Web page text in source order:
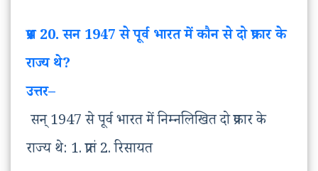
प्रश्न20. सन 1947 सेपूर्व भारतमेंकौनसेदोप्रकारके
राज्यथे?
उत्तर–
सन् 1947 से पूर्व भारत में निम्नलिखित दो प्रकार के
राज्य थे: 1. प्रातं 2. रिसायत